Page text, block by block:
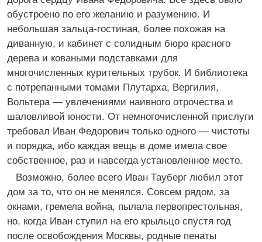
обустроено по его желанию и разумению. И
небольшая зальца-гостиная, более похожая на
диванную, и кабинет с солидным бюро красного
дерева и коваными подставками для
многочисленных курительных трубок. И библиотека
с потрепанными томами Плутарха, Вергилия,
Вольтера — увлечениями наивного отрочества и
шаловливой юности. От немногочисленной прислуги
требовал Иван Федорович только одного — чистоты
и порядка, ибо каждая вещь в доме имела свое
собственное, раз и навсегда установленное место.
Возможно, более всего Иван Тауберг любил этот
дом за то, что он не менялся. Совсем рядом, за
окнами, гремела война, пылала первопрестольная,
но, когда Иван ступил на его крыльцо спустя год
после освобождения Москвы, родные пенаты